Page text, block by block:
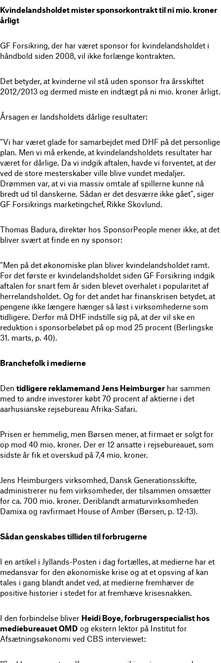
Kvindelandsholdet mister sponsorkontrakt til ni mio. kroner
årligt
GF Forsikring, der har været sponsor for kvindelandsholdet i
håndbold siden 2008, vil ikke forlænge kontrakten.
Det betyder, at kvinderne vil stå uden sponsor fra årsskiftet
2012/2013 og dermed miste en indtægt på ni mio. kroner årligt.
Årsagen er landsholdets dårlige resultater:
“Vi har været glade for samarbejdet med DHF på det personlige
plan. Men vi må erkende, at kvindelandsholdets resultater har
været for dårlige. Da vi indgik aftalen, havde vi forventet, at der
ved de store mesterskaber ville blive vundet medaljer.
Drømmen var, at vi via massiv omtale af spillerne kunne nå
bredt ud til danskerne. Sådan er det desværre ikke gået”, siger
GF Forsikrings marketingchef, Rikke Skovlund.
Thomas Badura, direktør hos SponsorPeople mener ikke, at det
bliver svært at finde en ny sponsor:
“Men på det økonomiske plan bliver kvindelandsholdet ramt.
For det første er kvindelandsholdet siden GF Forsikring indgik
aftalen for snart fem år siden blevet overhalet i popularitet af
herrelandsholdet. Og for det andet har finanskrisen betydet, at
pengene ikke længere hænger så løst i virksomhederne som
tidligere. Derfor må DHF indstille sig på, at der vil ske en
reduktion i sponsorbeløbet på op mod 25 procent (Berlingske
31. marts, p. 40).
Branchefolk i medierne
Den tidligere reklamemand Jens Heimburgerhar sammen
med to andre investorer købt 70 procent af aktierne i det
aarhusianske rejsebureau Afrika-Safari.
Prisen er hemmelig, men Børsen mener, at firmaet er solgt for
op mod 40 mio. kroner. Der er 12 ansatte i rejsebureauet, som
sidste år fik et overskud på 7,4 mio. kroner.
Jens Heimburgers virksomhed, Dansk Generationsskifte,
administrerer nu fem virksomheder, der tilsammen omsætter
for ca. 700 mio. kroner. Deriblandt armaturvirksomheden
Damixa og ravfirmaet House of Amber (Børsen, p. 12-13).
Sådan genskabes tilliden til forbrugerne
I en artikel i Jyllands-Posten i dag fortælles, at medierne har et
medansvar for den økonomiske krise og at et opsving af kan
tales i gang blandt andet ved, at medierne fremhæver de
positive historier i stedet for at fremhæve krisesnakken.
I den forbindelse bliver Heidi Boye, forbrugerspecialist hos
mediebureauet OMD og ekstern lektor på Institut for
Afsætningsøkonomi ved CBS interviewet: